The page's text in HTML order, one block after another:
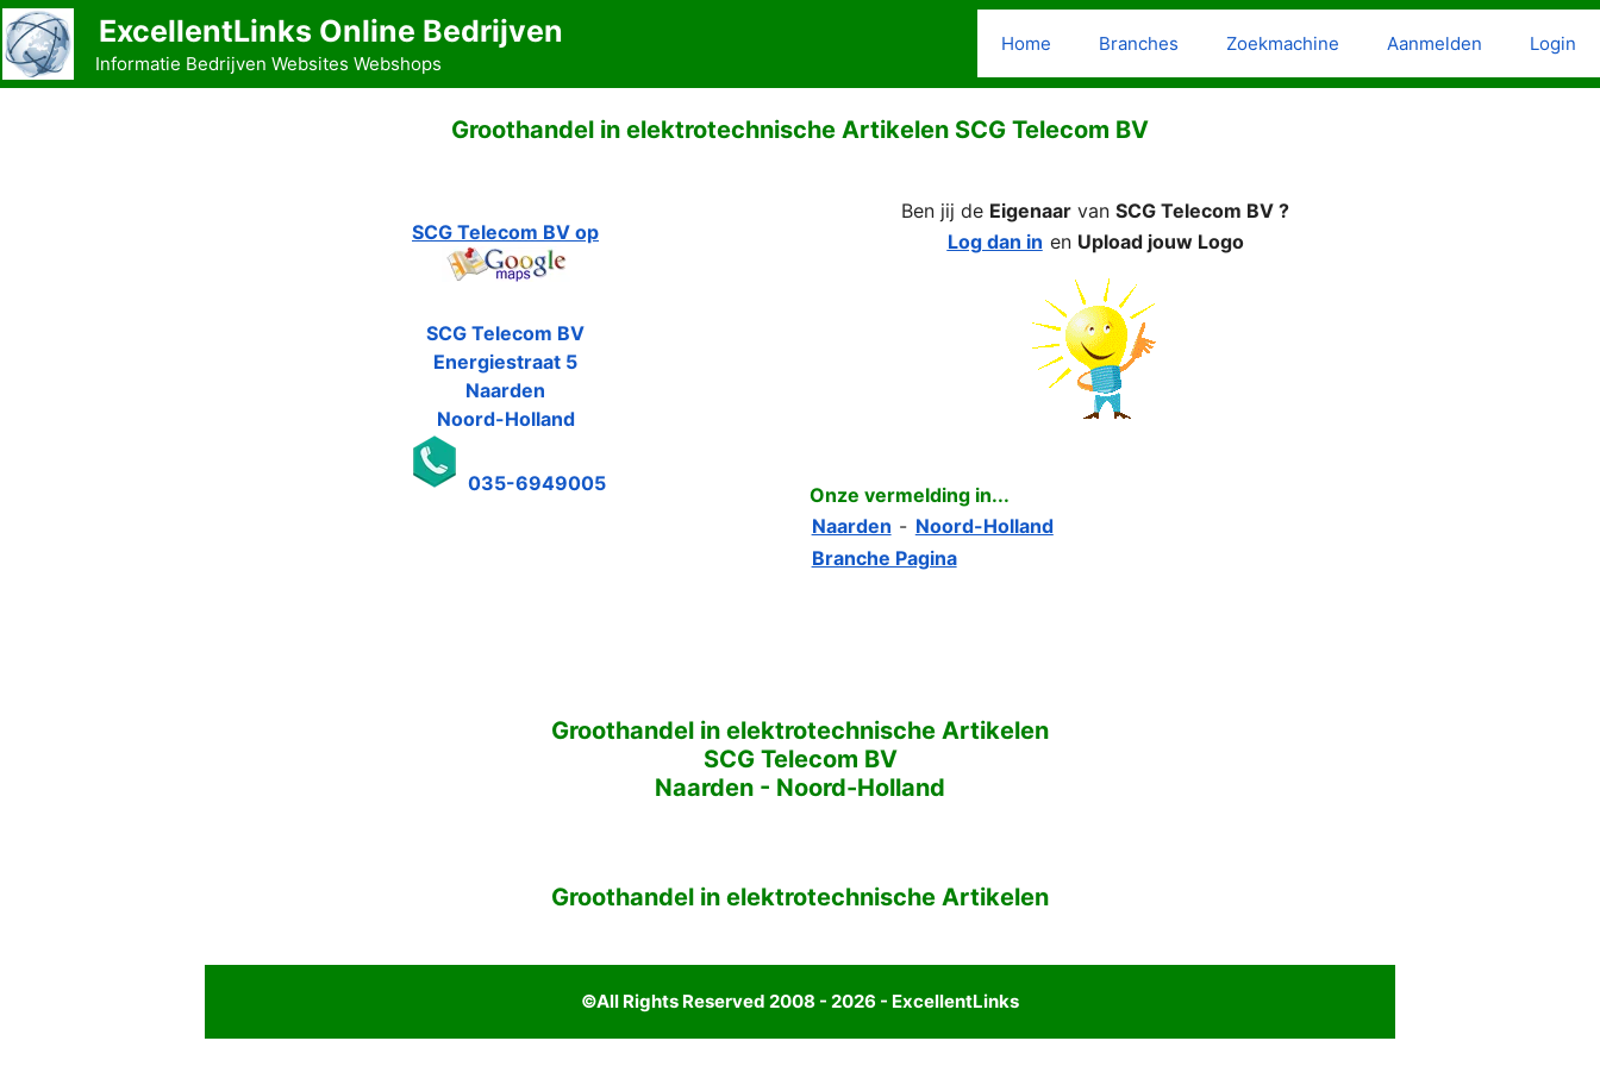
Ga
naar
de
ExcellentLinks Online Bedrijven
Informatie Bedrijven Websites Webshops
Home Branches Zoekmachine Aanmelden Login
Groothandel in elektrotechnische Artikelen SCG Telecom BV
SCG Telecom BV op
SCG Telecom BV
Energiestraat 5
Naarden
Noord-Holland
035-6949005
Ben jij de Eigenaarvan SCG Telecom BV ?
Log dan in en Upload jouw Logo
Onze vermelding in...
Naarden - Noord-Holland
Branche Pagina
Groothandel in elektrotechnische Artikelen
SCG Telecom BV
Naarden - Noord-Holland
Groothandel in elektrotechnische Artikelen
©All Rights Reserved 2008 - 2026 - ExcellentLinks